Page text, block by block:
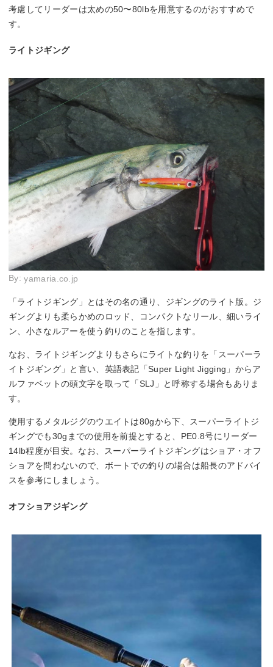
考慮してリーダーは太めの50〜80lbを用意するのがおすすめで
す。
ライトジギング
By:yamaria.co.jp
「ライトジギング」とはその名の通り、ジギングのライト版。ジ
ギングよりも柔らかめのロッド、コンパクトなリール、細いライ
ン、小さなルアーを使う釣りのことを指します。
なお、ライトジギングよりもさらにライトな釣りを「スーパーラ
イトジギング」と言い、英語表記「Super Light Jigging」からア
ルファベットの頭文字を取って「SLJ」と呼称する場合もありま
す。
使用するメタルジグのウエイトは80gから下、スーパーライトジ
ギングでも30gまでの使用を前提とすると、PE0.8号にリーダー
14lb程度が目安。なお、スーパーライトジギングはショア・オフ
ショアを問わないので、ボートでの釣りの場合は船長のアドバイ
スを参考にしましょう。
オフショアジギング